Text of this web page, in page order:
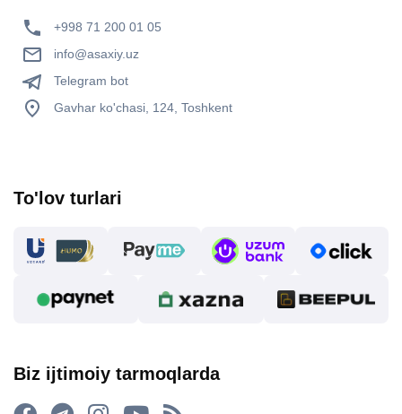
+998 71 200 01 05
info@asaxiy.uz
Telegram bot
Gavhar ko'chasi, 124, Toshkent
To'lov turlari
Biz ijtimoiy tarmoqlarda